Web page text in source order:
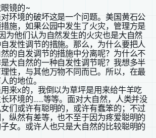
镜的~
环境的破坏这是一个问题。美国黄石公
施，如果公园中发生了火灾，管理方是
他们认为自然发生的火灾也是大自然
发性调节的措施。那么，为什么要把人
的自发调节的措施中分离呢？为什么不
大自然的一种自发性调节呢？我想多半
性，与其他万物不同而已。所以，在最
的地位。
来x的，我倒以为草坪是用来给牛羊吃
环境的……等等。面对大自然，人类并没
们或许有聪明的，或许有蠢笨的；不过
纵然有差等，也不至于因为疼爱聪明的
女。或许人也只是大自然的比较聪明的